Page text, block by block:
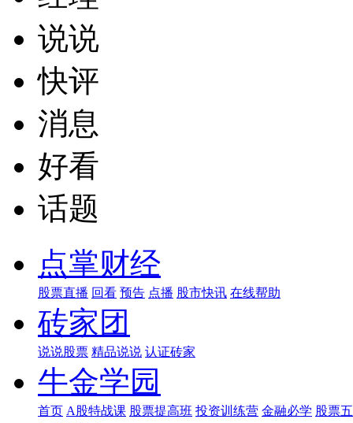
说说
快评
消息
好看
话题
点掌财经
股票直播 回看 预告 点播 股市快讯 在线帮助
砖家团
说说股票 精品说说 认证砖家
牛金学园
首页 A股特战课 股票提高班 投资训练营 金融必学 股票